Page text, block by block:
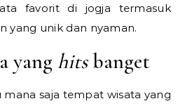
favorit di jogja termasuk
yang unik dan nyaman.
yang hitsbanget
saja tempat wisata yang